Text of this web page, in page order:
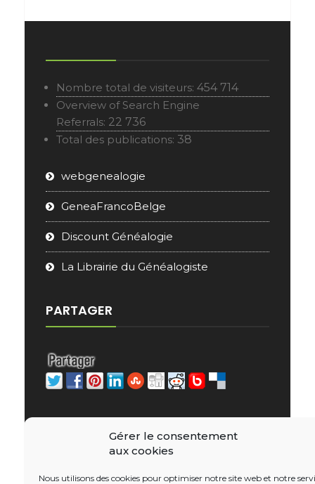
Gérer le consentement
aux cookies
Nous utilisons des cookies pour optimiser notre site web et notre
Nombre total de visiteurs: 454 714
Overview of Search Engine
Referrals: 22 736
Total des publications: 38
webgenealogie
GeneaFrancoBelge
Discount Généalogie
La Librairie du Généalogiste
PARTAGER